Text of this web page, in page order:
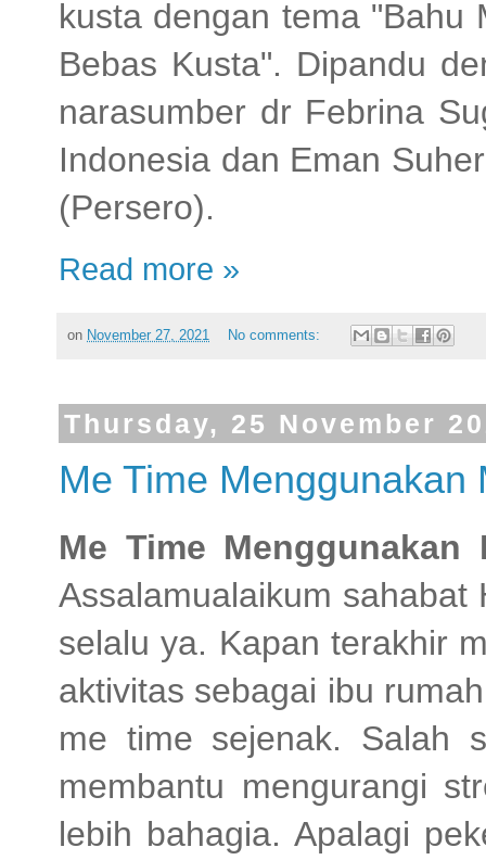
kusta dengan tema "Bahu
Bebas Kusta". Dipandu
narasumber dr Febrina
Indonesia dan Eman
(Persero).
Read more »
on November 27, 2021 No comments:
Thursday, 25 November
Me Time
Me Time Menggunakan
Assalamualaikum
selalu ya. Kapan terakhir
aktivitas sebagai ibu
me time sejenak. Salah
membantu mengurangi
lebih bahagia. Apalagi